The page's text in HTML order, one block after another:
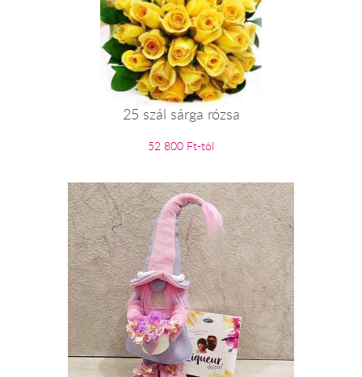
25 szál sárga rózsa
52 800 Ft-tól